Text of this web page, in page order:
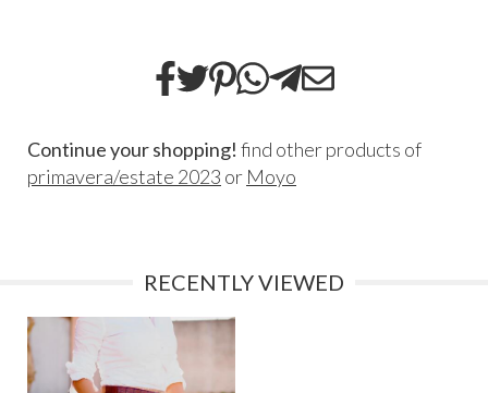
Continue your shopping! find other products of
primavera/estate 2023 or Moyo
RECENTLY VIEWED